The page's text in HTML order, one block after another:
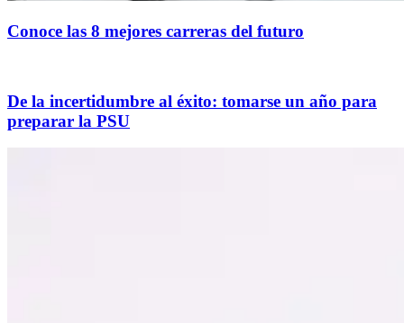
Conoce las 8 mejores carreras del futuro
De la incertidumbre al éxito: tomarse un año para
preparar la PSU